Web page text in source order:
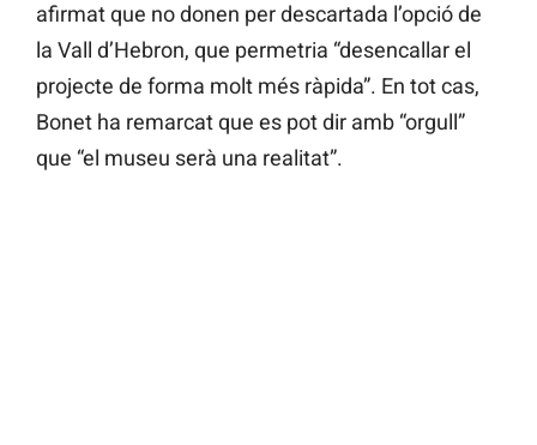
afirmat que no donen per descartada l’opció de
la Vall d’Hebron, que permetria “desencallar el
projecte de forma molt més ràpida”. En tot cas,
Bonet ha remarcat que es pot dir amb “orgull”
que “el museu serà una realitat”.